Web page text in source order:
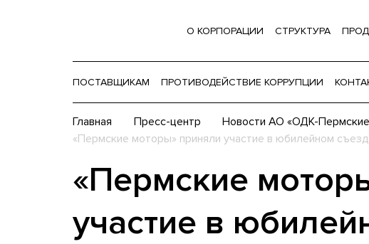
О КОРПОРАЦИИ СТРУКТУРА
ПОСТАВЩИКАМ ПРОТИВОДЕЙСТВИЕ КОРРУПЦИИ
Главная Пресс-центр
Новости АО «ОДК-
«Пермские моторы» приняли участие в юбилейном
«Пермские
участие в